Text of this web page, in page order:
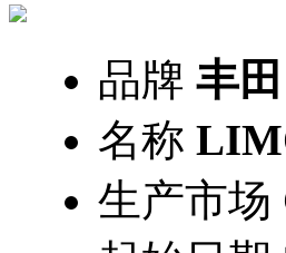
品牌 丰田
名称
生产市场